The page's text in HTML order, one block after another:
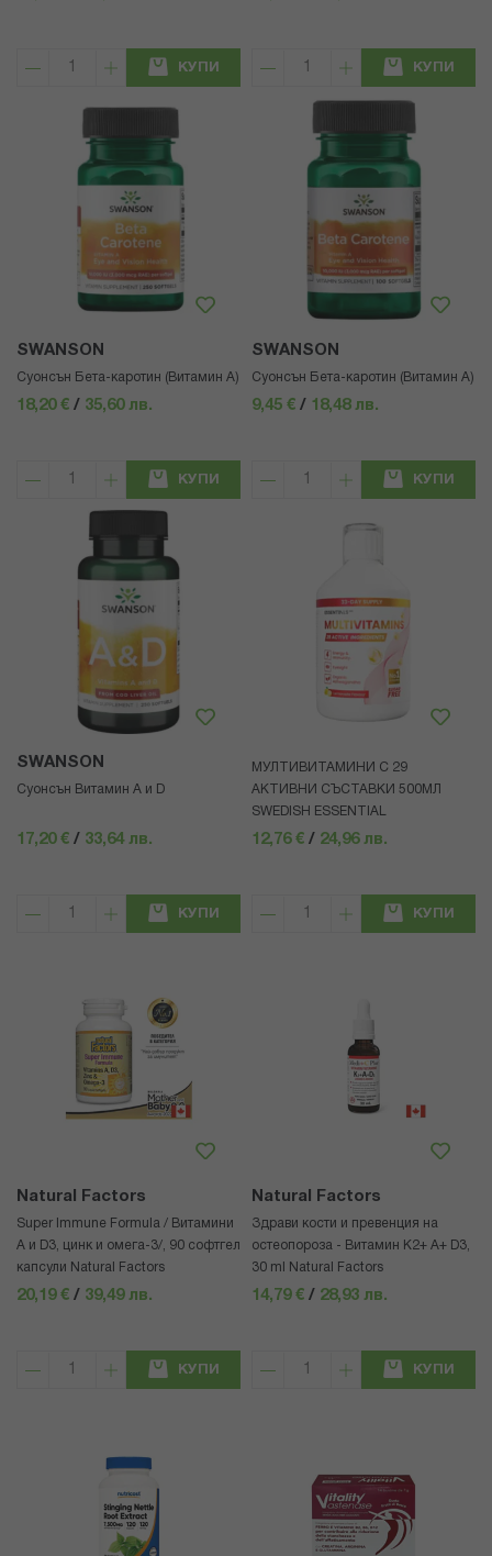
КУПИ КУПИ
SWANSON
Суонсън Бета-каротин (Витамин А)
18,20 € / 35,60 лв.
КУПИ
SWANSON
Суонсън Бета-каротин (Витамин А)
9,45 € / 18,48 лв.
КУПИ
SWANSON
Суонсън Витамин A и D
17,20 € / 33,64 лв.
КУПИ
МУЛТИВИТАМИНИ С 29
АКТИВНИ СЪСТАВКИ 500МЛ
SWEDISH ESSENTIAL
12,76 € / 24,96 лв.
КУПИ
Natural Factors
Super Immune Formula / Витамини
А и D3, цинк и омега-3/, 90 софтгел
капсули Natural Factors
20,19 € / 39,49 лв.
КУПИ
Natural Factors
Здрави кости и превенция на
остеопороза - Витамин К2+ А+ D3,
30 ml Natural Factors
14,79 € / 28,93 лв.
КУПИ